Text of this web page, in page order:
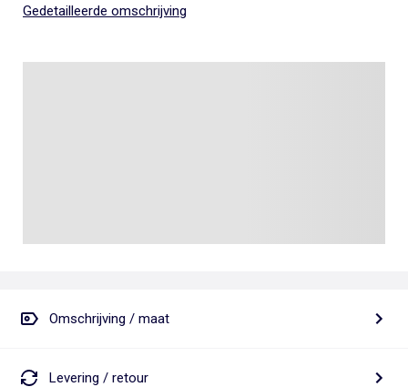
Gedetailleerde omschrijving
Omschrijving / maat
Levering / retour